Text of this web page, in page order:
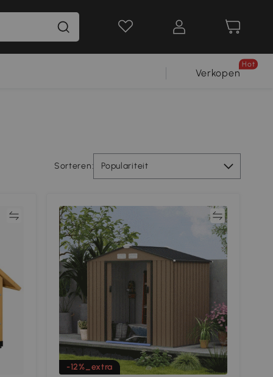
Verkopen
Hot
Sorteren: Populariteit
-12%_extra
Vergelijk